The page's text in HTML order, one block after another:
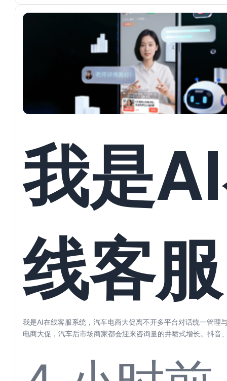
并发
回复
员数
步
我是
线客
统，
我是AI在线客服系统，汽车电商大促离不开多平台对话统一管理
电商大促，汽车后市场商家都会迎来咨询量的井喷式增长。抖音